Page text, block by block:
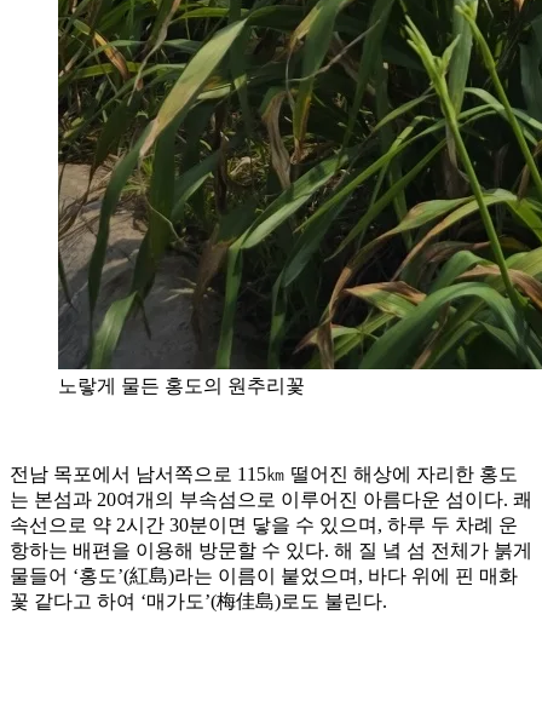
노랗게 물든 홍도의 원추리꽃
전남 목포에서 남서쪽으로 115㎞ 떨어진 해상에 자리한 홍도
는 본섬과 20여개의 부속섬으로 이루어진 아름다운 섬이다. 쾌
속선으로 약 2시간 30분이면 닿을 수 있으며, 하루 두 차례 운
항하는 배편을 이용해 방문할 수 있다. 해 질 녘 섬 전체가 붉게
물들어 ‘홍도’(紅島)라는 이름이 붙었으며, 바다 위에 핀 매화
꽃 같다고 하여 ‘매가도’(梅佳島)로도 불린다.